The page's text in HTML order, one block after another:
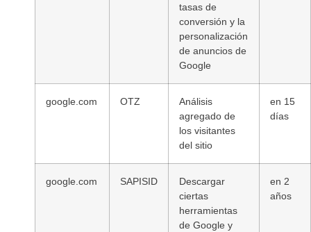
tasas de
conversión y la
personalización
de anuncios de
Google
google.com OTZ
Análisis
agregado de
los visitantes
del sitio
en 15
días
google.com SAPISID
Descargar
ciertas
herramientas
de Google y
en 2
años